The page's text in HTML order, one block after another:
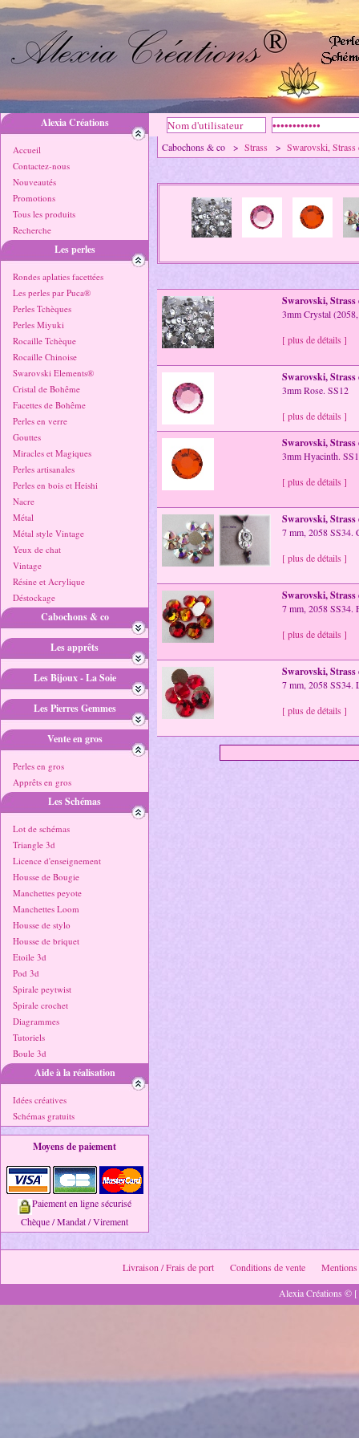
Alexia Créations
Accueil
Contactez-nous
Nouveautés
Promotions
Tous les produits
Recherche
Les perles
Rondes aplaties facettées
Les perles par Puca®
Perles Tchèques
Perles Miyuki
Rocaille Tchèque
Rocaille Chinoise
Swarovski Elements®
Cristal de Bohême
Facettes de Bohême
Perles en verre
Gouttes
Miracles et Magiques
Perles artisanales
Perles en bois et Heishi
Nacre
Métal
Métal style Vintage
Yeux de chat
Vintage
Résine et Acrylique
Déstockage
Cabochons & co
Les apprêts
Les Bijoux - La Soie
Les Pierres Gemmes
Vente en gros
Perles en gros
Apprêts en gros
Les Schémas
Lot de schémas
Triangle 3d
Licence d'enseignement
Housse de Bougie
Manchettes peyote
Manchettes Loom
Housse de stylo
Housse de briquet
Etoile 3d
Pod 3d
Spirale peytwist
Spirale crochet
Diagrammes
Tutoriels
Boule 3d
Aide à la réalisation
Idées créatives
Schémas gratuits
Moyens de paiement
Paiement en ligne sécurisé
Chèque / Mandat / Virement
Cabochons & co > Strass > Swarovski, Strass
Swarovski, Strass
3mm Crystal
[ plus de détails ]
Swarovski, Strass
3mm Rose. SS12
[ plus de détails ]
Swarovski, Strass
3mm Hyacinth.
[ plus de détails ]
Swarovski, Strass
7 mm, 2058 SS34.
[ plus de détails ]
Swarovski, Strass
7 mm, 2058 SS34.
[ plus de détails ]
Swarovski, Strass
7 mm, 2058 SS34.
[ plus de détails ]
Livraison / Frais de port Conditions de vente
Mentions
Alexia Créations ©